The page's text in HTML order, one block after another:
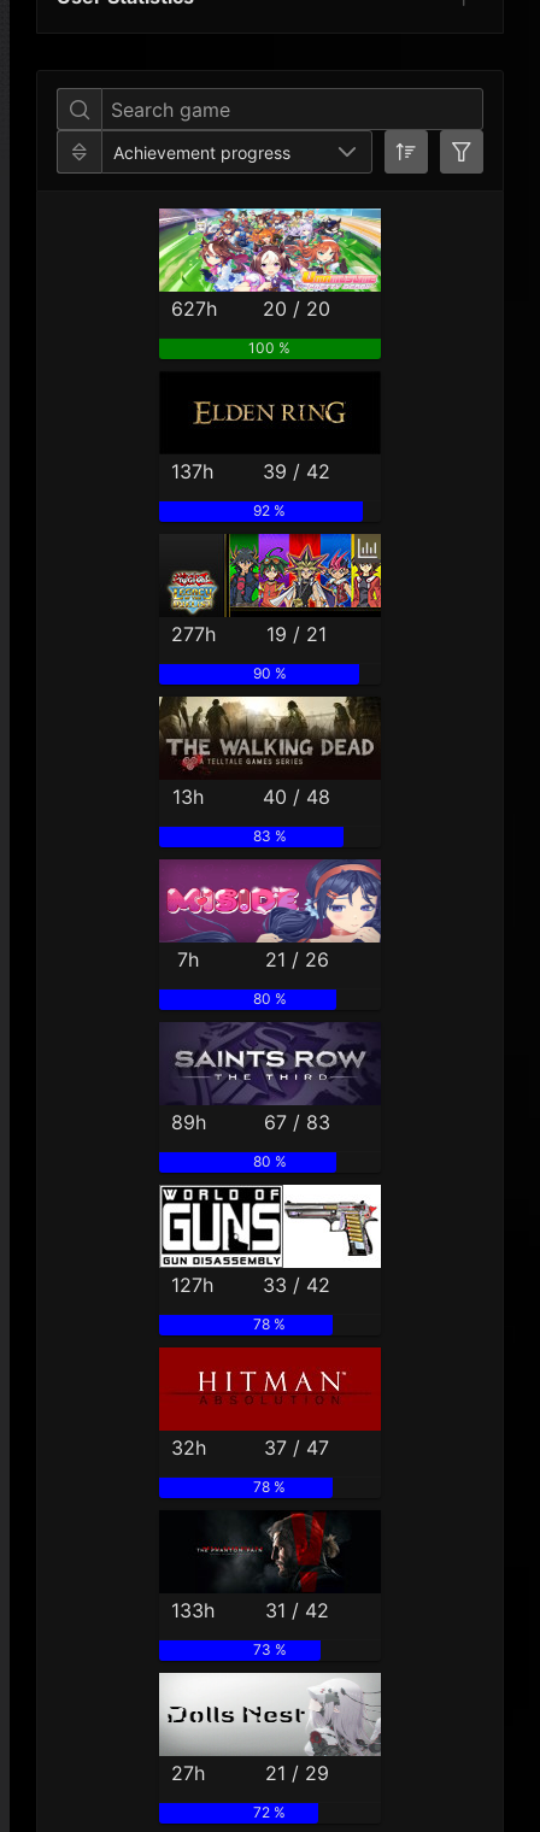
Per Year Last Year
Achievement progress
627h 20 / 20
100 %
137h 39 / 42
92 %
277h 19 / 21
90 %
13h 40 / 48
83 %
7h 21 / 26
80 %
89h 67 / 83
80 %
127h 33 / 42
78 %
32h 37 / 47
78 %
133h 31 / 42
73 %
27h 21 / 29
72 %